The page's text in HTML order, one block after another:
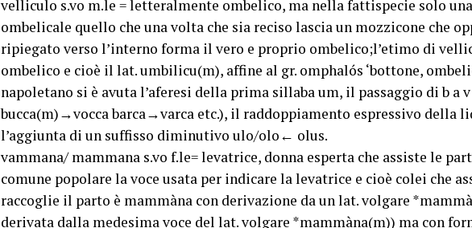
velliculo s.vo m.le = letteralmente ombelico, ma nella fattispecie solo
ombelicale quello che una volta che sia reciso lascia un mozzicone che
ripiegato verso l’interno forma il vero e proprio ombelico;l’etimo di
ombelico e cioè il lat. umbilicu(m), affine al gr. omphalós ‘bottone,
napoletano si è avuta l’aferesi della prima sillaba um, il passaggio di b a
bucca(m)→vocca barca→varca etc.), il raddoppiamento espressivo
l’aggiunta di un suffisso diminutivo ulo/olo← olus.
vammana/ mammana s.vo f.le= levatrice, donna esperta che assiste le
comune popolare la voce usata per indicare la levatrice e cioè colei che
raccoglie il parto è mammàna con derivazione da un lat. volgare
derivata dalla medesima voce del lat. volgare *mammàna(m)) ma con